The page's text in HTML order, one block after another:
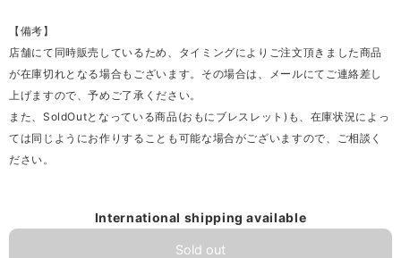
【備考】
店舗にて同時販売しているため、タイミングによりご注文頂きました商品
が在庫切れとなる場合もございます。その場合は、メールにてご連絡差し
上げますので、予めご了承ください。
また、SoldOutとなっている商品(おもにブレスレット)も、在庫状況によっ
ては同じようにお作りすることも可能な場合がございますので、ご相談く
ださい。
International shipping available
Sold out